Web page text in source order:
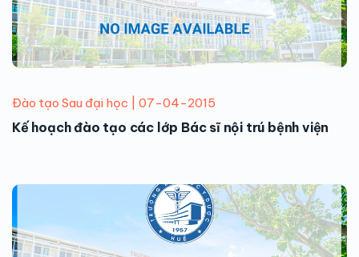
Đào tạo Sau đại học | 07-04-2015
Kế hoạch đào tạo các lớp Bác sĩ nội trú bệnh viện